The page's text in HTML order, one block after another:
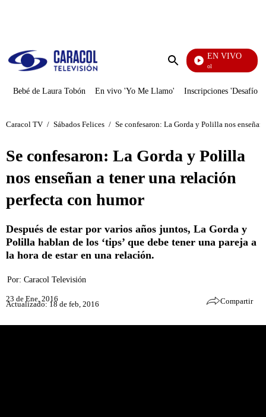
Enviar
EN VIVO
Noticias Caracol
Bebé de Laura Tobón En vivo 'Yo Me Llamo' Inscripciones 'Desafío'
Caracol TV / Sábados Felices / Se confesaron: La Gorda y Polilla nos
Se confesaron: La Gorda y Polilla
nos enseñan a tener una relación
perfecta con humor
Después de estar por varios años juntos, La Gorda y
Polilla hablan de los ‘tips’ que debe tener una pareja a
la hora de estar en una relación.
Por: Caracol Televisión
23 de Ene, 2016
Actualizado: 18 de feb, 2016 Compartir